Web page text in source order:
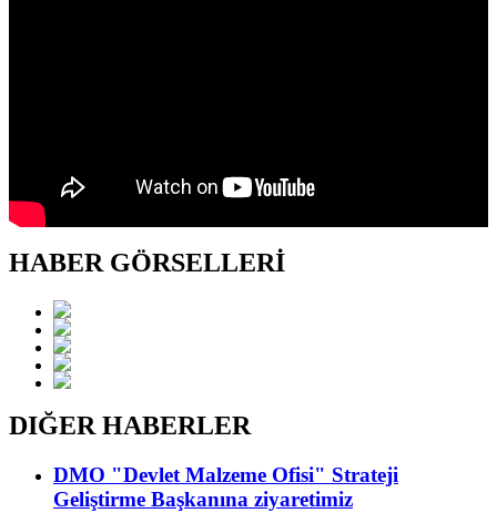
HABER GÖRSELLERİ
DIĞER HABERLER
DMO "Devlet Malzeme Ofisi" Strateji
Geliştirme Başkanına ziyaretimiz